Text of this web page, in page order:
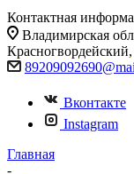
Контактная
Владимирская
Вконтакте
Instagram
Главная
-